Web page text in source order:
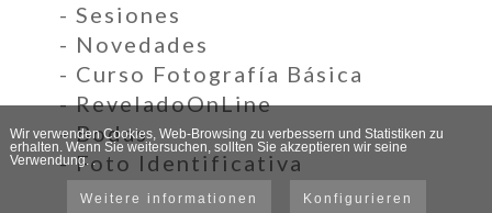
- Sesiones
- Novedades
- Curso Fotografía Básica
- ReveladoOnLine
- Bodas
- Foto Identificativa
Wir verwenden Cookies, Web-Browsing zu verbessern und Statistiken zu
erhalten. Wenn Sie weitersuchen, sollten Sie akzeptieren wir seine
Verwendung. .
Weitere informationen Konfigurieren